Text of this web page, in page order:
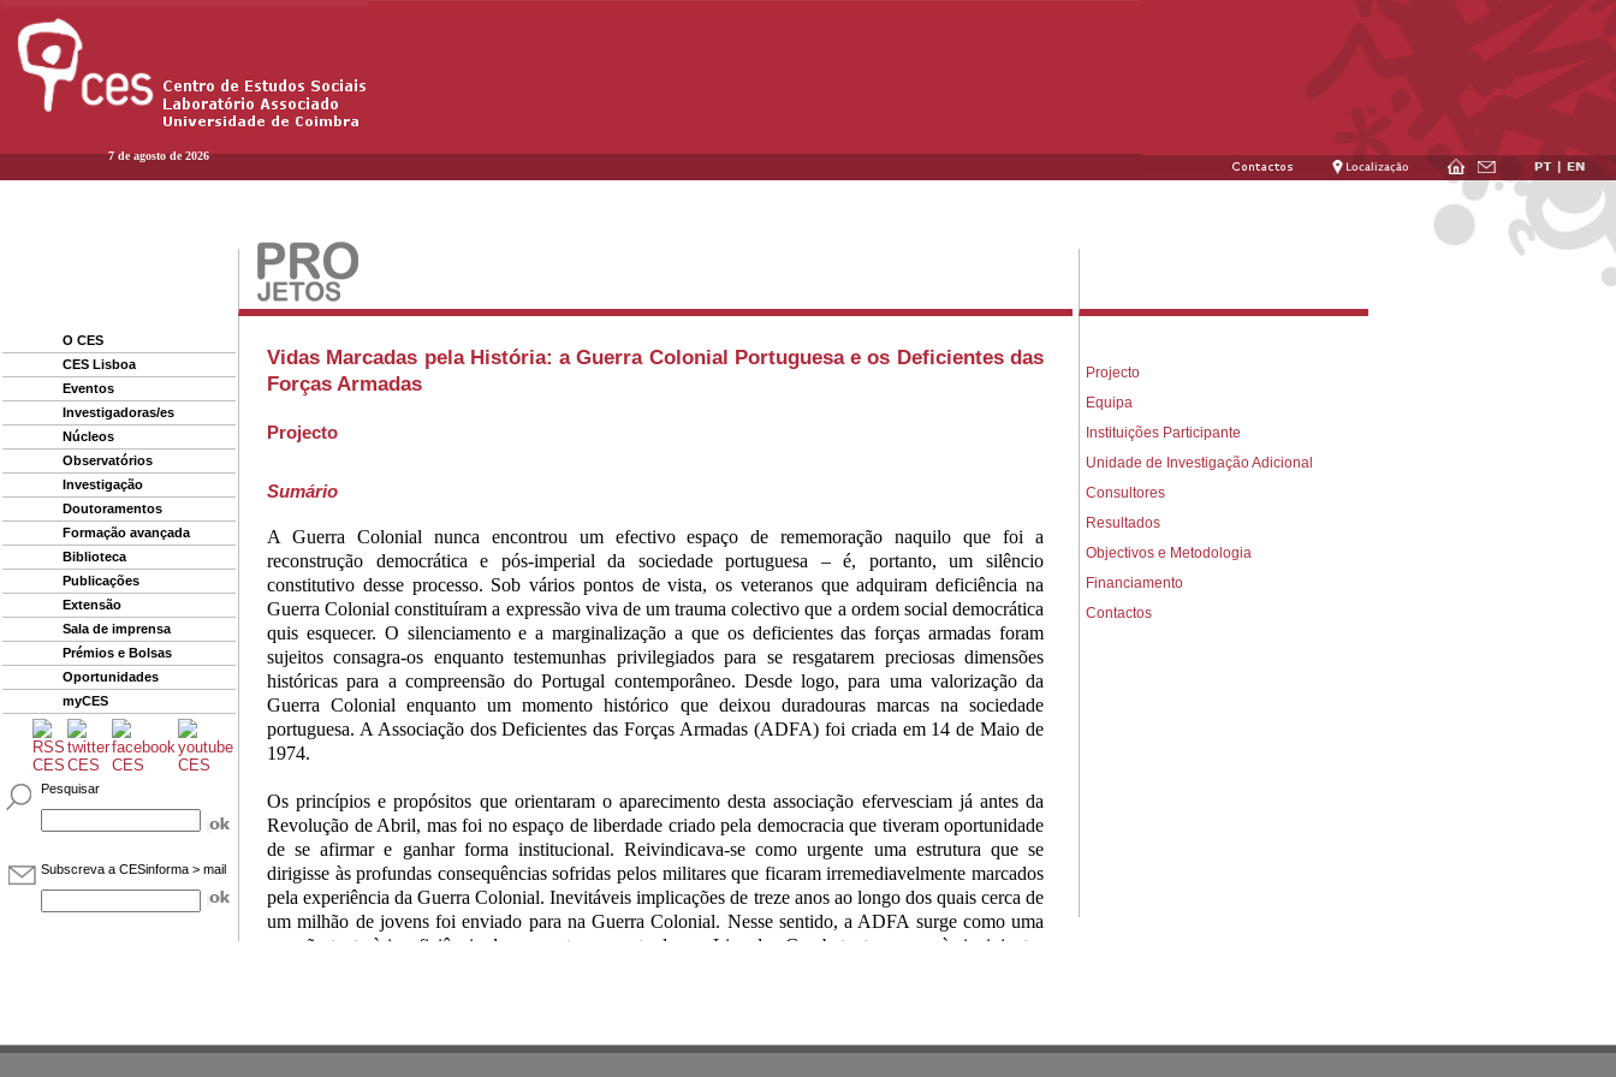
7 de agosto de 2026
O CES
CES Lisboa
Eventos
Investigadoras/es
Núcleos
Observatórios
Investigação
Doutoramentos
Formação avançada
Biblioteca
Publicações
Extensão
Sala de imprensa
Prémios e Bolsas
Oportunidades
myCES
Pesquisar
Subscreva a CESinforma > mail
Vidas Marcadas pela História: a Guerra Colonial Portuguesa e os Deficientes das
Forças Armadas
Projecto
Sumário
A Guerra Colonial nunca encontrou um efectivo espaço de rememoração naquilo que foi a
reconstrução democrática e pós-imperial da sociedade portuguesa – é, portanto, um silêncio
constitutivo desse processo. Sob vários pontos de vista, os veteranos que adquiram deficiência na
Guerra Colonial constituíram a expressão viva de um trauma colectivo que a ordem social democrática
quis esquecer. O silenciamento e a marginalização a que os deficientes das forças armadas foram
sujeitos consagra-os enquanto testemunhas privilegiados para se resgatarem preciosas dimensões
históricas para a compreensão do Portugal contemporâneo. Desde logo, para uma valorização da
Guerra Colonial enquanto um momento histórico que deixou duradouras marcas na sociedade
portuguesa. A Associação dos Deficientes das Forças Armadas (ADFA) foi criada em 14 de Maio de
1974.
Os princípios e propósitos que orientaram o aparecimento desta associação efervesciam já antes da
Revolução de Abril, mas foi no espaço de liberdade criado pela democracia que tiveram oportunidade
de se afirmar e ganhar forma institucional. Reivindicava-se como urgente uma estrutura que se
dirigisse às profundas consequências sofridas pelos militares que ficaram irremediavelmente marcados
pela experiência da Guerra Colonial. Inevitáveis implicações de treze anos ao longo dos quais cerca de
um milhão de jovens foi enviado para na Guerra Colonial. Nesse sentido, a ADFA surge como uma
reacção tanto à insuficiência das respostas encontradas na Liga dos Combatentes, como às incipientes
contradição entre o “excesso de memória” destes ex-combatentes (na medida em que carregam as
Projecto
Equipa
Instituições Participante
Unidade de Investigação Adicional
Consultores
Resultados
Objectivos e Metodologia
Financiamento
Contactos